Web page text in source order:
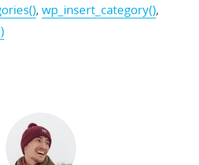
, wp_insert_category(),